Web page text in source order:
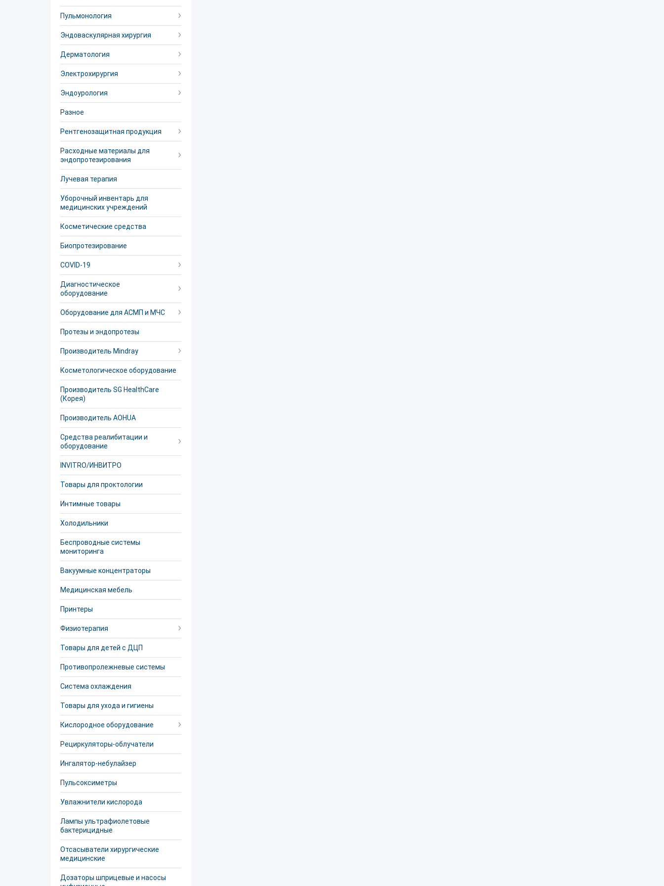
Пульмонология
Эндоваскулярная хирургия
Дерматология
Электрохирургия
Эндоурология
Разное
Рентгенозащитная продукция
Расходные материалы для
эндопротезирования
Лучевая терапия
Уборочный инвентарь для
медицинских учреждений
Косметические средства
Биопротезирование
COVID-19
Диагностическое
оборудование
Оборудование для АСМП и МЧС
Протезы и эндопротезы
Производитель Mindray
Косметологическое оборудование
Производитель SG HealthCare
(Корея)
Производитель AOHUA
Средства реалибитации и
оборудование
INVITRO/ИНВИТРО
Товары для проктологии
Интимные товары
Холодильники
Беспроводные системы
мониторинга
Вакуумные концентраторы
Медицинская мебель
Принтеры
Физиотерапия
Товары для детей с ДЦП
Противопролежневые системы
Система охлаждения
Товары для ухода и гигиены
Кислородное оборудование
Рециркуляторы-облучатели
Ингалятор-небулайзер
Пульсоксиметры
Увлажнители кислорода
Лампы ультрафиолетовые
бактерицидные
Отсасыватели хирургические
медицинские
Дозаторы шприцевые и насосы